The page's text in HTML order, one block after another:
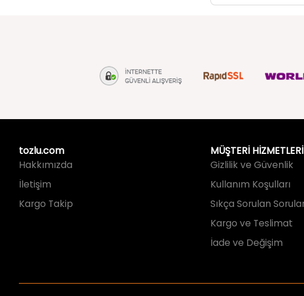
tozlu.com
İletişim
Kargo Takip
MÜŞTERİ HİZMETLERİ
Kullanım Koşulları